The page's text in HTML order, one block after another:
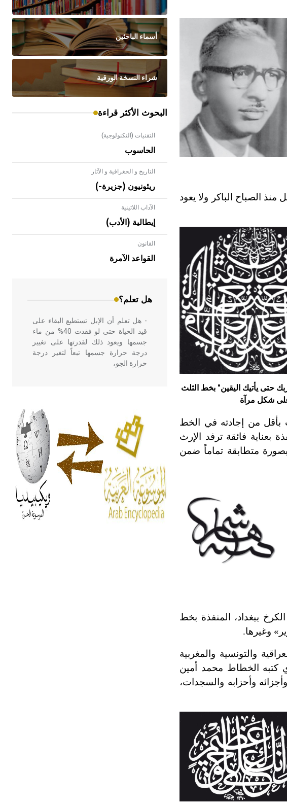
الصباح الباكر ولا يعود
حتى يأتيك اليقين" بخط الثلث
شكل مرآة
من إجادته في الخط
فائقة ترفد الإرث
متطابقة تماماً ضمن
ببغداد، المنفذة بخط
وغيرها.
والتونسية والمغربية
كتبه الخطاط محمد أمين
وأجزائه وأحزابه والسجدات،
أسماء الباحثين
شراء النسخة الورقية
البحوث الأكثر قراءة
التقنيات (التكنولوجية)
الحاسوب
التاريخ و الجغرافية و الآثار
ريئونيون (جزيرة-)
الآداب اللاتينية
إيطالية (الأدب)
القانون
القواعد الآمرة
هل تعلم؟
- هل تعلم أن الأبلق نوع من الفنون
الهندسية التي ارتبطت بالعمارة الإسلامية
في بلاد الشام ومصر خاصة، حيث يحرص
- هل تعلم أن الإبل تستطيع البقاء على
قيد الحياة حتى لو فقدت 40% من ماء
جسمها ويعود ذلك لقدرتها على تغيير
درجة حرارة جسمها تبعاً لتغير درجة
حرارة الجو،
أربعة مؤلفات هي: الحكم، الأدلة، تنظيم
التغذية، ورسالته في جروح الرأس.
ويعود له الفضل بأنه حرر الطب من
الدين والفلسفة.
- هل تعلم أن المرجان إفراز حيواني
يتكون في البحر ويتركب من مادة
كربونات الكلسيوم، وهو أحمر أو شديد
الحمرة وهو أجود أنواعه، ويمتاز بكبر
الحجم ويسمى الش